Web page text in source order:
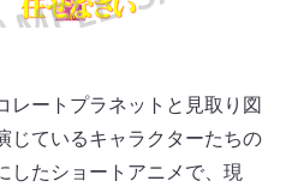
レートプラネットと見取り図
じているキャラクターたちの
したショートアニメで、現